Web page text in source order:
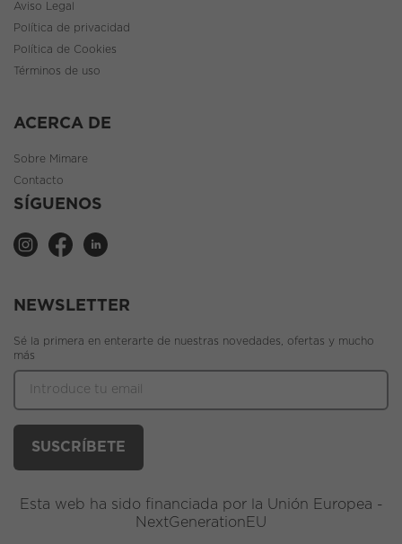
Aviso Legal
Política de privacidad
Política de Cookies
Términos de uso
ACERCA DE
Sobre Mimare
Contacto
SÍGUENOS
NEWSLETTER
Sé la primera en enterarte de nuestras novedades, ofertas y mucho
más
Esta web ha sido financiada por la Unión Europea -
NextGenerationEU